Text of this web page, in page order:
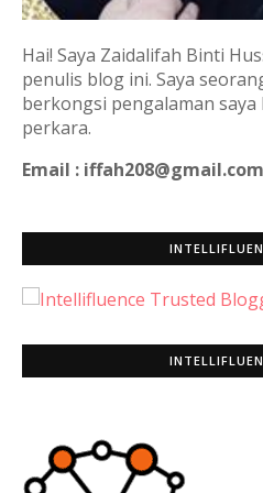
Hai! Saya Zaidalifah Binti
penulis blog ini. Saya
berkongsi pengalaman
perkara.
Email : iffah208@gmail.com